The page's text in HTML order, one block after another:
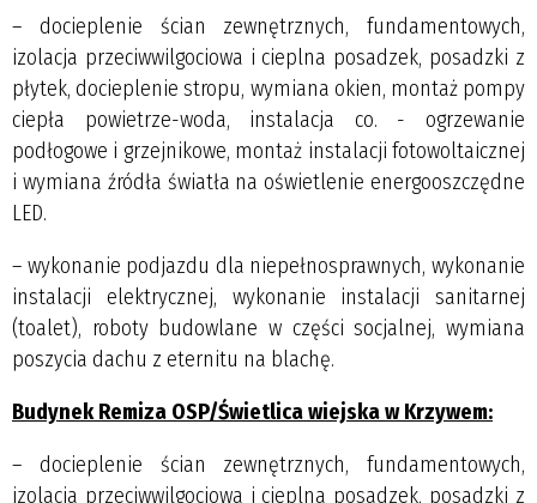
– docieplenie ścian zewnętrznych, fundamentowych,
izolacja przeciwwilgociowa i cieplna posadzek, posadzki z
płytek, docieplenie stropu, wymiana okien, montaż pompy
ciepła powietrze-woda, instalacja co. - ogrzewanie
podłogowe i grzejnikowe, montaż instalacji fotowoltaicznej
i wymiana źródła światła na oświetlenie energooszczędne
LED.
– wykonanie podjazdu dla niepełnosprawnych, wykonanie
instalacji elektrycznej, wykonanie instalacji sanitarnej
(toalet), roboty budowlane w części socjalnej, wymiana
poszycia dachu z eternitu na blachę.
Budynek Remiza OSP/Świetlica wiejska w Krzywem:
– docieplenie ścian zewnętrznych, fundamentowych,
izolacja przeciwwilgociowa i cieplna posadzek, posadzki z